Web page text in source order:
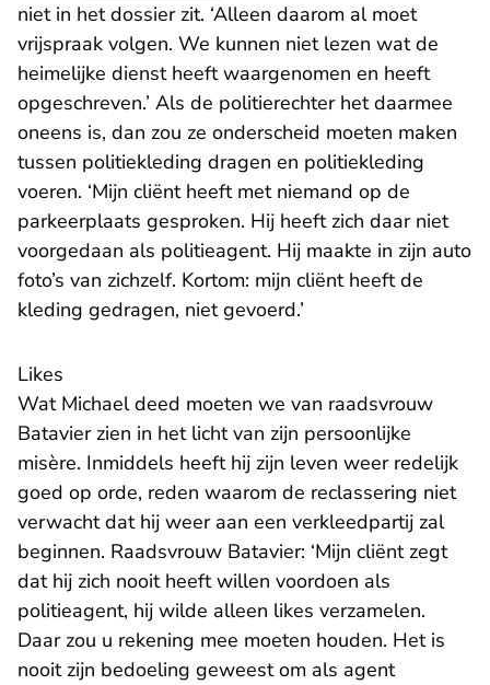
niet in het dossier zit. ‘Alleen daarom al moet
vrijspraak volgen. We kunnen niet lezen wat de
heimelijke dienst heeft waargenomen en heeft
opgeschreven.’ Als de politierechter het daarmee
oneens is, dan zou ze onderscheid moeten maken
tussen politiekleding dragen en politiekleding
voeren. ‘Mijn cliënt heeft met niemand op de
parkeerplaats gesproken. Hij heeft zich daar niet
voorgedaan als politieagent. Hij maakte in zijn auto
foto’s van zichzelf. Kortom: mijn cliënt heeft de
kleding gedragen, niet gevoerd.’
Likes
Wat Michael deed moeten we van raadsvrouw
Batavier zien in het licht van zijn persoonlijke
misère. Inmiddels heeft hij zijn leven weer redelijk
goed op orde, reden waarom de reclassering niet
verwacht dat hij weer aan een verkleedpartij zal
beginnen. Raadsvrouw Batavier: ‘Mijn cliënt zegt
dat hij zich nooit heeft willen voordoen als
politieagent, hij wilde alleen likes verzamelen.
Daar zou u rekening mee moeten houden. Het is
nooit zijn bedoeling geweest om als agent